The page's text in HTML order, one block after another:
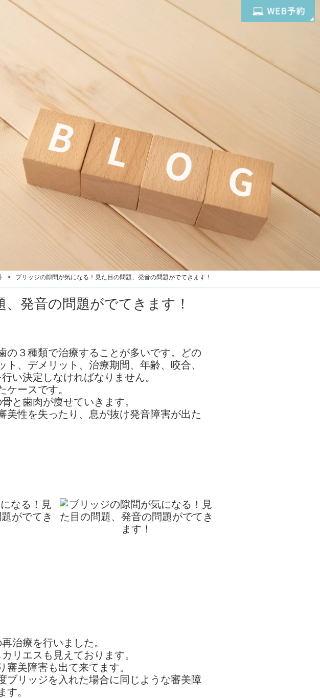
ブリッジの隙間が気になる！見た目の問題、発音の問題がでてきます！
発音の問題がでてきます！
の３種類で治療することが多いです。どの
、デメリット、治療期間、年齢、咬合、
い決定しなければなりません。
ケースです。
と歯肉が痩せていきます。
美性を失ったり、息が抜け発音障害が出た
治療を行いました。
リエスも見えております。
美障害も出て来てます。
ブリッジを入れた場合に同じような審美障
す。